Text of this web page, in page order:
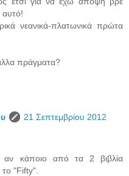
αυτό!
νεανικά-πλατωνικά πρώτα
πράγματα?
21 Σεπτεμβρίου 2012
κάποιο από τα 2 βιβλία
το "Fifty".